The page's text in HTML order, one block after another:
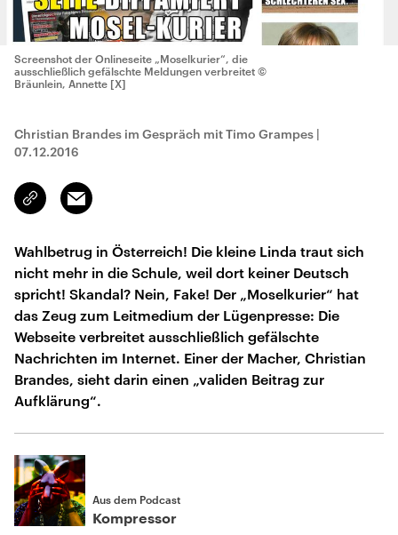
Screenshot der Onlineseite „Moselkurier“, die
ausschließlich gefälschte Meldungen verbreitet ©
Bräunlein, Annette [X]
Christian Brandes im Gespräch mit Timo Grampes |
07.12.2016
Link
kopieren/teilen
Email
Wahlbetrug in Österreich! Die kleine Linda traut sich
nicht mehr in die Schule, weil dort keiner Deutsch
spricht! Skandal? Nein, Fake! Der „Moselkurier“ hat
das Zeug zum Leitmedium der Lügenpresse: Die
Webseite verbreitet ausschließlich gefälschte
Nachrichten im Internet. Einer der Macher, Christian
Brandes, sieht darin einen „validen Beitrag zur
Aufklärung“.
Aus dem Podcast
Kompressor